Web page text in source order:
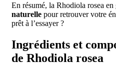
En résumé, la Rhodiola rosea en
naturelle pour retrouver votre
prêt à l’essayer ?
Ingrédients et
de Rhodiola rosea